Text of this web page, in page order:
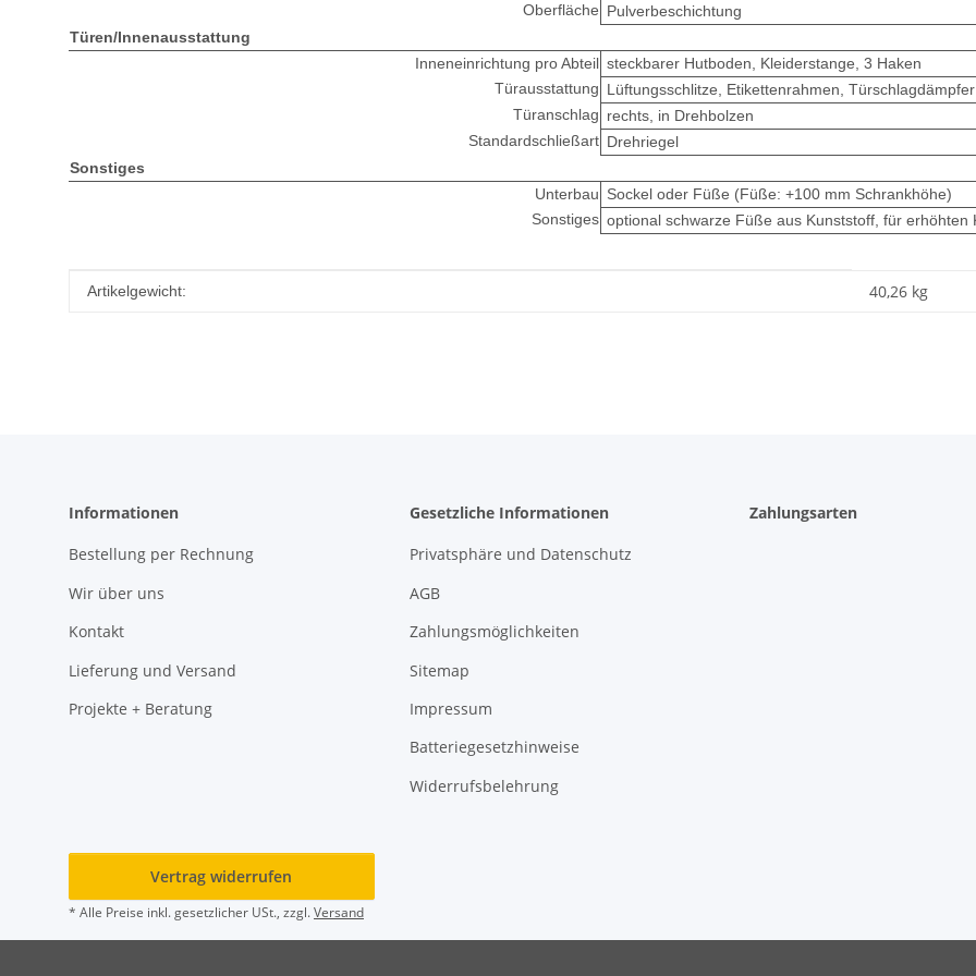
Oberfläche Pulverbeschichtung
Türen/Innenausstattung
Inneneinrichtung pro Abteil steckbarer Hutboden, Kleiderstange, 3 Haken
Türausstattung Lüftungsschlitze, Etikettenrahmen, Türschlagdämpfer
Türanschlag rechts, in Drehbolzen
Standardschließart Drehriegel
Sonstiges
Unterbau Sockel oder Füße (Füße: +100 mm Schrankhöhe)
Sonstiges optional schwarze Füße aus Kunststoff, für erhöhten
Produkteigenschaft
Wert
Artikelgewicht: 40,26 kg
Informationen
Bestellung per Rechnung
Wir über uns
Kontakt
Lieferung und Versand
Projekte + Beratung
Gesetzliche Informationen
Privatsphäre und Datenschutz
AGB
Zahlungsmöglichkeiten
Sitemap
Impressum
Batteriegesetzhinweise
Widerrufsbelehrung
Zahlungsarten
Vertrag widerrufen
* Alle Preise inkl. gesetzlicher USt., zzgl.Versand